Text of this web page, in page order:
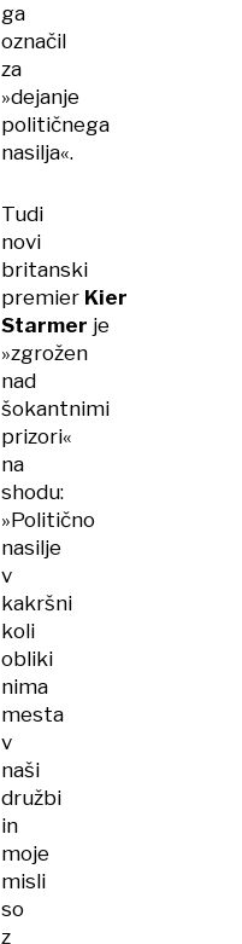
ga
označil
za
»dejanje
političnega
nasilja«.
Tudi
novi
britanski
premier Kier
Starmer je
»zgrožen
nad
šokantnimi
prizori«
na
shodu:
»Politično
nasilje
v
kakršni
koli
obliki
nima
mesta
v
naši
družbi
in
moje
misli
so
z